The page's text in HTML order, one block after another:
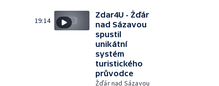
19:14
Zdar4U - Žďár
nad Sázavou
spustil
unikátní
systém
turistického
průvodce
Žďár nad Sázavou